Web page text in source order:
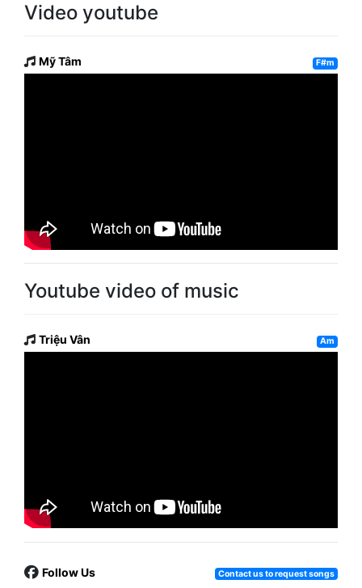
Video youtube
Mỹ Tâm F#m
Youtube video of music
Triệu Vân Am
Follow Us Contact us to request songs